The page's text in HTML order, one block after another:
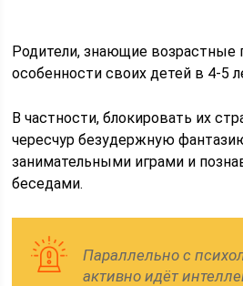
Родители, знающие возрастные
особенности своих детей в 4-5
В частности, блокировать их
чересчур безудержную
занимательными играми и
беседами.
Параллельно с
активно идёт